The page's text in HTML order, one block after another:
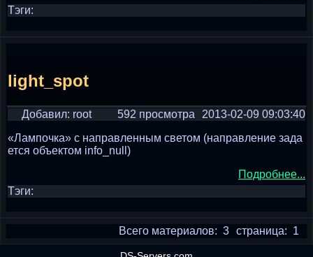
Тэги:
light_spot
Добавил: root 2013-02-09 09:03:40
592 просмотра
«Лампочка» с направленным светом (направление зада
ется объектом info_null)
Подробнее...
Тэги:
страница: 1
Всего материалов: 3